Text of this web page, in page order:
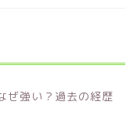
ぜ強い？過去の経歴